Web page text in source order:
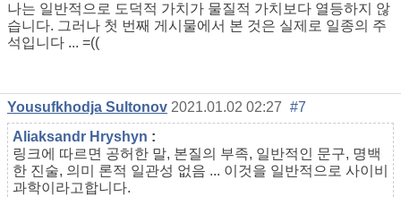
나는 일반적으로 도덕적 가치가 물질적 가치보다 열등하지 않
습니다. 그러나 첫 번째 게시물에서 본 것은 실제로 일종의 주
석입니다 ... =((
Yousufkhodja Sultonov 2021.01.02 02:27 #7
Aliaksandr Hryshyn :
링크에 따르면 공허한 말, 본질의 부족, 일반적인 문구, 명백
한 진술, 의미 론적 일관성 없음 ... 이것을 일반적으로 사이비
과학이라고합니다.